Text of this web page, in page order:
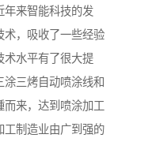
年来智能科技的发
术，吸收了一些经验
术水平有了很大提
三烤自动喷涂线和
而来，达到喷涂加工
工制造业由广到强的